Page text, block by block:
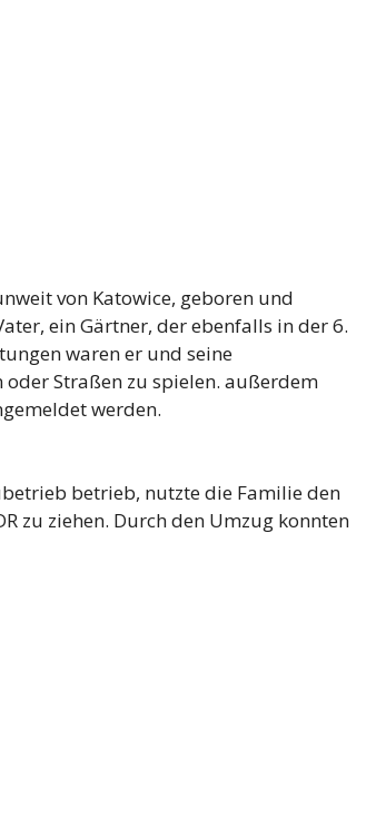
von Katowice, geboren und
ein Gärtner, der ebenfalls in der 6.
waren er und seine
Straßen zu spielen. außerdem
werden.
betrieb, nutzte die Familie den
zu ziehen. Durch den Umzug konnten